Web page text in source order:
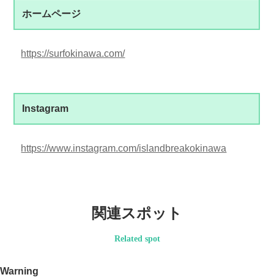
ホームページ
https://surfokinawa.com/
Instagram
https://www.instagram.com/islandbreakokinawa
関連スポット
Related spot
Warning